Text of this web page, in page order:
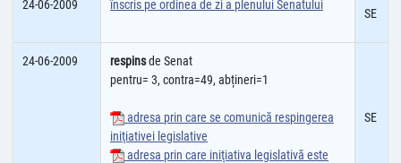
24-06-2009 înscris pe ordinea de zi a plenului Senatului
SE
24-06-2009 respinsde Senat
pentru= 3, contra=49, abțineri=1
adresa prin care se comunică respingerea
iniţiativei legislative
adresa prin care iniţiativa legislativă este
SE